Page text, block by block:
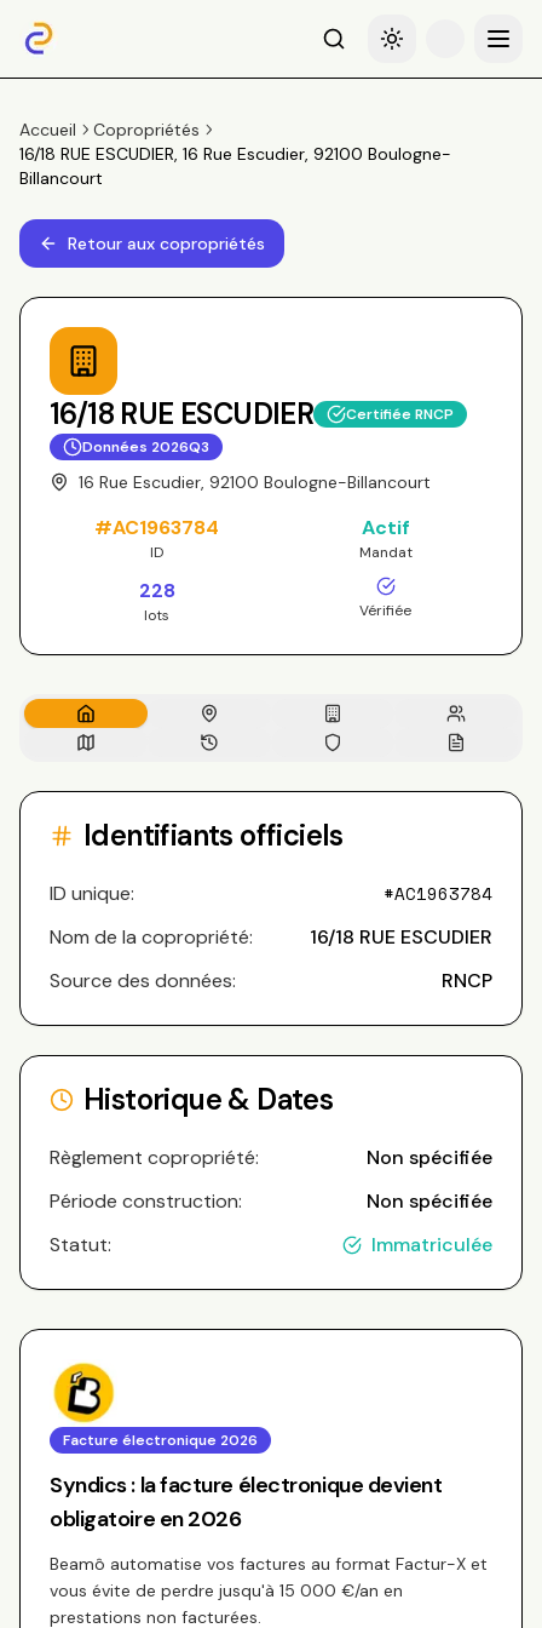
RechercheBasculer le thème
Menu
Accueil
Copropriétés
16/18 RUE ESCUDIER, 16 Rue Escudier, 92100 Boulogne-
Billancourt
Retour aux copropriétés
16/18 RUE ESCUDIER
Certifiée RNCP
Données 2026Q3
16 Rue Escudier, 92100 Boulogne-Billancourt
#AC1963784
ID
Actif
Mandat
228
lots Vérifiée
Identifiants officiels
ID unique: #AC1963784
Nom de la copropriété:
16/18 RUE ESCUDIER
Source des données:
RNCP
Historique & Dates
Règlement copropriété:
Non spécifiée
Période construction:
Non spécifiée
Statut:
Immatriculée
Facture électronique 2026
Syndics : la facture électronique devient
obligatoire en 2026
Beamô automatise vos factures au format Factur-X et
vous évite de perdre jusqu'à 15 000 €/an en
prestations non facturées.